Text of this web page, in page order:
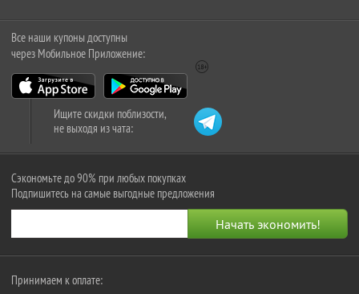
Все наши купоны доступны
через Мобильное Приложение:
Ищите скидки поблизости,
не выходя из чата:
Сэкономьте до 90% при любых покупках
Подпишитесь на самые выгодные предложения
Принимаем к оплате: